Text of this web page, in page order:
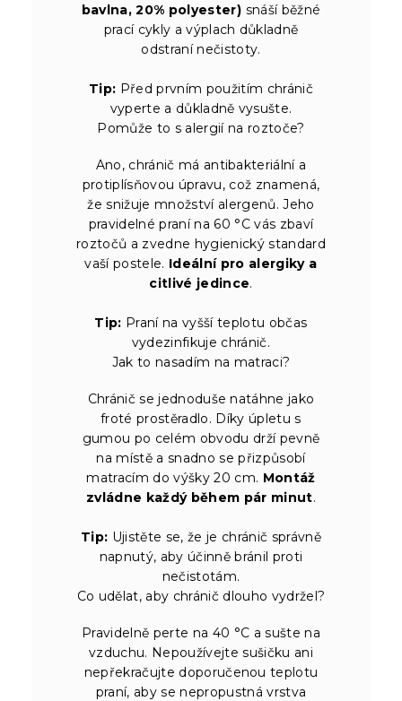
bavlna, 20% polyester) snáší běžné
prací cykly a výplach důkladně
odstraní nečistoty.
Tip: Před prvním použitím chránič
vyperte a důkladně vysušte.
Pomůže to s alergií na roztoče?
Ano, chránič má antibakteriální a
protiplísňovou úpravu, což znamená,
že snižuje množství alergenů. Jeho
pravidelné praní na 60 °C vás zbaví
roztočů a zvedne hygienický standard
vaší postele. Ideální pro alergiky a
citlivé jedince.
Tip: Praní na vyšší teplotu občas
vydezinfikuje chránič.
Jak to nasadím na matraci?
Chránič se jednoduše natáhne jako
froté prostěradlo. Díky úpletu s
gumou po celém obvodu drží pevně
na místě a snadno se přizpůsobí
matracím do výšky 20 cm. Montáž
zvládne každý během pár minut.
Tip: Ujistěte se, že je chránič správně
napnutý, aby účinně bránil proti
nečistotám.
Co udělat, aby chránič dlouho vydržel?
Pravidelně perte na 40 °C a sušte na
vzduchu. Nepoužívejte sušičku ani
nepřekračujte doporučenou teplotu
praní, aby se nepropustná vrstva